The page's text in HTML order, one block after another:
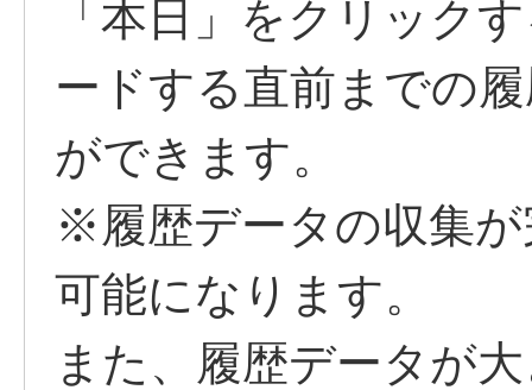
「本日」をクリック
ードする直前までの
ができます。
※履歴データの収集
可能になります。
また、履歴データが